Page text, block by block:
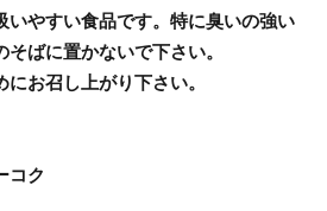
いやすい食品です。特に臭いの強い
ばに置かないで下さい。
にお召し上がり下さい。
コク